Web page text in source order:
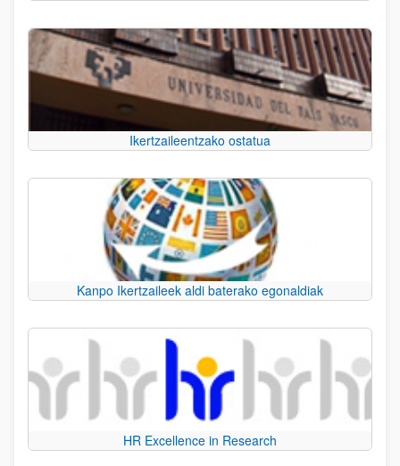
Ikertzaileentzako ostatua
Kanpo Ikertzaileek aldi baterako egonaldiak
HR Excellence in Research